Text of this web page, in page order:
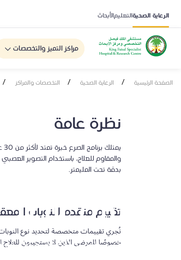
الرعاية الصحيةالتعليمالأبحاث
مراكز التميز والتخصصات
الصفحة الرئيسية / الرعاية الصحية / التخصصات والمراكز /
قسم
بصفتنا أكبر برنامج لجراحة الصرع في
نظرة عامة
والمقاوم للعلاج، باستخدام التصوير
بدقة تحت المليمتر.
تقييم متقدم للنوبات
نُجري تقييمات متخصصة لتحديد نوع
خصوصًا للمرضى الذين لا يستجيبون للعلاج